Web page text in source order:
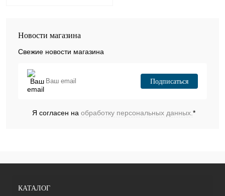
Новости магазина
Свежие новости магазина
Подписаться
Я согласен на обработку персональных данных.*
КАТАЛОГ